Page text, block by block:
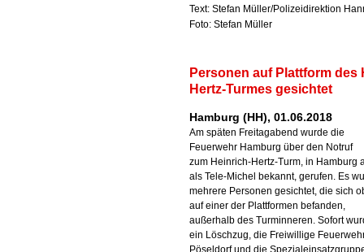
Text: Stefan Müller/Polizeidirektion
Foto: Stefan Müller
Personen auf Plattform des
Hertz-Turmes gesichtet
Hamburg (HH), 01.06.2018
Am späten Freitagabend wurde die
Feuerwehr Hamburg über den Notruf
zum Heinrich-Hertz-Turm, in Hamburg
als Tele-Michel bekannt, gerufen. Es
mehrere Personen gesichtet, die sich
auf einer der Plattformen befanden,
außerhalb des Turminneren. Sofort
ein Löschzug, die Freiwillige
Pöseldorf und die